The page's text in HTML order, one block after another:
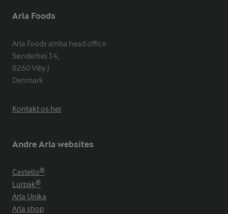
Arla Foods
Arla Foods amba head office
Sønderhøj 14,
8260 Viby J
Denmark
Kontakt os her
Andre Arla websites
Castello®
Lurpak®
Arla Unika
Arla shop